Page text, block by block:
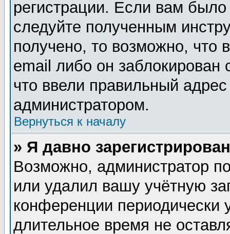
регистрации. Если вам
следуйте полученным
получено, то возможно, что
email либо он
что ввели правильный
администратором.
Вернуться к началу
» Я давно
Возможно, администратор
или удалил вашу учётную
конференции периодически
длительное время не